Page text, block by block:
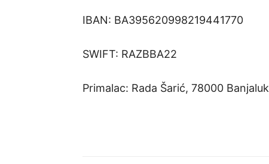
IBAN: BA395620998219441770
SWIFT: RAZBBA22
Primalac: Rada Šarić, 78000